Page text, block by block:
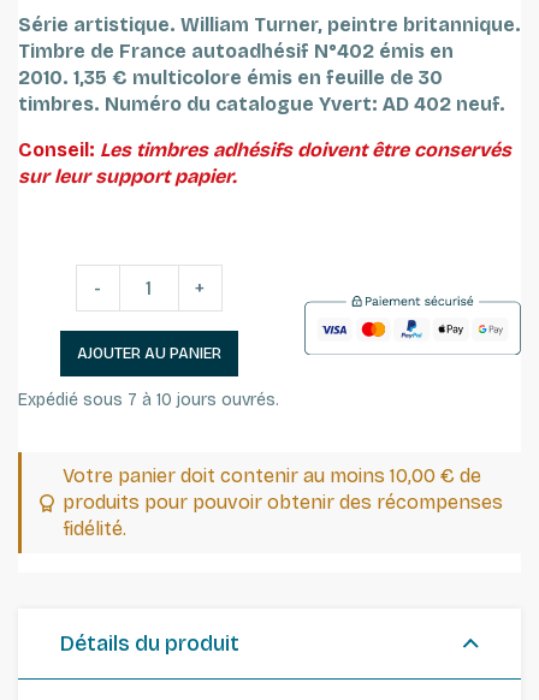
Série artistique. William Turner, peintre britannique.
Timbre de France autoadhésif N°402 émis en
2010. 1,35 € multicolore émis en feuille de 30
timbres. Numéro du catalogue Yvert: AD 402 neuf.
Conseil: Les timbres adhésifs doivent être conservés
sur leur support papier.
- +
AJOUTER AU PANIER
Expédié sous 7 à 10 jours ouvrés.
Votre panier doit contenir au moins 10,00 € de
produits pour pouvoir obtenir des récompenses
fidélité.
Détails du produit